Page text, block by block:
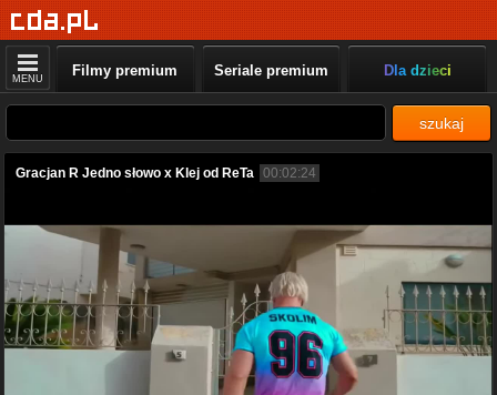
MENU Filmy premium Seriale premium Dla dzieci
szukaj
Gracjan R Jedno słowo x Klej od ReTa 00:02:24